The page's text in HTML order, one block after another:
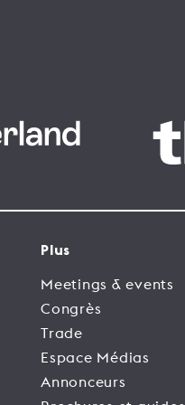
Plus
Meetings & events
Congrès
Trade
Espace Médias
Annonceurs